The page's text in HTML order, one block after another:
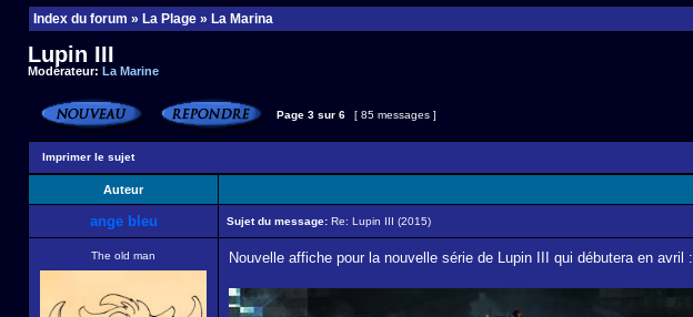
Index du forum » La Plage » La Marina
Lupin III
Modérateur: La Marine
Page 3 sur 6 [ 85 messages ]
Imprimer le sujet
Auteur
ange bleu Sujet du message: Re: Lupin III (2015)
The old man Nouvelle affiche pour la nouvelle série de Lupin III qui débutera en avril :